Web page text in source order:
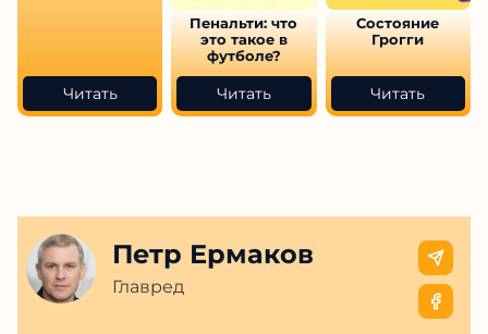
Читать
Пенальти: что
это такое в
футболе?
Читать
Состояние
Грогги
Читать
Петр Ермаков
Главред